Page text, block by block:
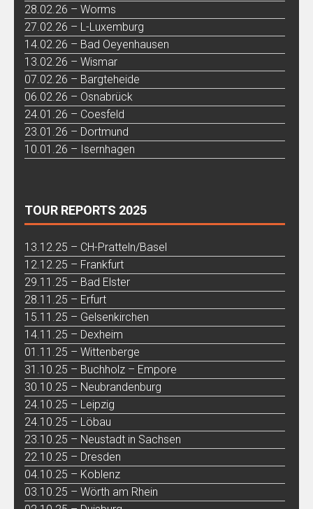
28.02.26 – Worms
27.02.26 – L-Luxemburg
14.02.26 – Bad Oeyenhausen
13.02.26 – Wismar
07.02.26 – Bargteheide
06.02.26 – Osnabrück
24.01.26 – Coesfeld
23.01.26 – Dortmund
10.01.26 – Isernhagen
TOUR REPORTS 2025
13.12.25 – CH-Pratteln/Basel
12.12.25 – Frankfurt
29.11.25 – Bad Elster
28.11.25 – Erfurt
15.11.25 – Gelsenkirchen
14.11.25 – Dexheim
01.11.25 – Wittenberge
31.10.25 – Buchholz – Empore
30.10.25 – Neubrandenburg
24.10.25 – Leipzig
24.10.25 – Löbau
23.10.25 – Neustadt in Sachsen
22.10.25 – Dresden
04.10.25 – Koblenz
03.10.25 – Wörth am Rhein